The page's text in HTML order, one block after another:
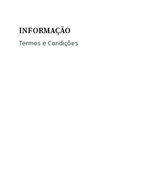
INFORMAÇÃO
Termos e Condições